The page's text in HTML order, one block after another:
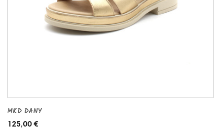
MKD DANY
125,00 €